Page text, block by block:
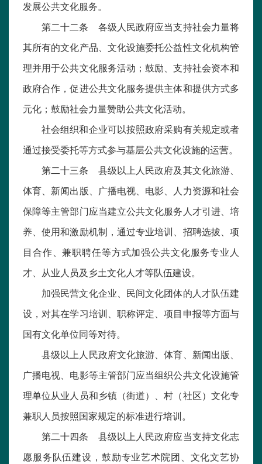
发展公共文化服务。
第二十二条 各级人民政府应当支持社会力量将
其所有的文化产品、文化设施委托公益性文化机构管
理并用于公共文化服务活动；鼓励、支持社会资本和
政府合作，促进公共文化服务提供主体和提供方式多
元化；鼓励社会力量赞助公共文化活动。
社会组织和企业可以按照政府采购有关规定或者
通过接受委托等方式参与基层公共文化设施的运营。
第二十三条 县级以上人民政府及其文化旅游、
体育、新闻出版、广播电视、电影、人力资源和社会
保障等主管部门应当建立公共文化服务人才引进、培
养、使用和激励机制，通过专业培训、招聘选拔、项
目合作、兼职聘任等方式加强公共文化服务专业人
才、从业人员及乡土文化人才等队伍建设。
加强民营文化企业、民间文化团体的人才队伍建
设，对其在学习培训、职称评定、项目申报等方面与
国有文化单位同等对待。
县级以上人民政府文化旅游、体育、新闻出版、
广播电视、电影等主管部门应当组织公共文化设施管
理单位从业人员和乡镇（街道）、村（社区）文化专
兼职人员按照国家规定的标准进行培训。
第二十四条 县级以上人民政府应当支持文化志
愿服务队伍建设，鼓励专业艺术院团、文化文艺协